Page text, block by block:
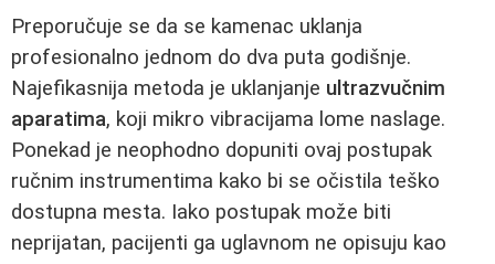
Preporučuje se da se kamenac uklanja
profesionalno jednom do dva puta godišnje.
Najefikasnija metoda je uklanjanje ultrazvučnim
aparatima, koji mikro vibracijama lome naslage.
Ponekad je neophodno dopuniti ovaj postupak
ručnim instrumentima kako bi se očistila teško
dostupna mesta. Iako postupak može biti
neprijatan, pacijenti ga uglavnom ne opisuju kao